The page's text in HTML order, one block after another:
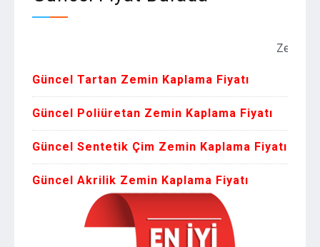
Zemin
Güncel Tartan Zemin Kaplama Fiyatı
Güncel Poliüretan Zemin Kaplama Fiyatı
Güncel Sentetik Çim Zemin Kaplama Fiyatı
Güncel Akrilik Zemin Kaplama Fiyatı